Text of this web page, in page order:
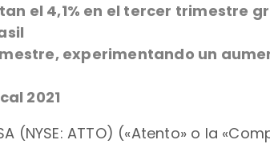
el 4,1% en el tercer trimestre
experimentando un
2021
(NYSE: ATTO) («Atento» o la